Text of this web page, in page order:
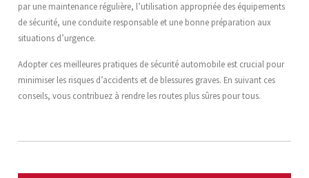
par une maintenance régulière, l’utilisation appropriée des équipements
de sécurité, une conduite responsable et une bonne préparation aux
situations d’urgence.
Adopter ces meilleures pratiques de sécurité automobile est crucial pour
minimiser les risques d’accidents et de blessures graves. En suivant ces
conseils, vous contribuez à rendre les routes plus sûres pour tous.